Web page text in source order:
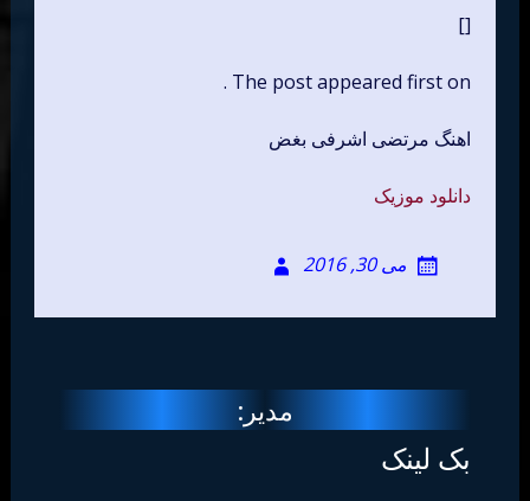
[]
The post appeared first on .
اهنگ مرتضی اشرفی بغض
دانلود موزیک
می 30, 2016
مدیر:
بک لینک